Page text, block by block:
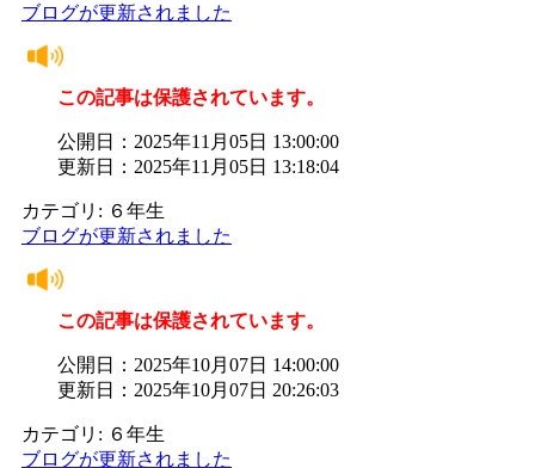
ブログが更新されました
この記事は保護されています。
公開日：2025年11月05日 13:00:00
更新日：2025年11月05日 13:18:04
カテゴリ: ６年生
ブログが更新されました
この記事は保護されています。
公開日：2025年10月07日 14:00:00
更新日：2025年10月07日 20:26:03
カテゴリ: ６年生
ブログが更新されました